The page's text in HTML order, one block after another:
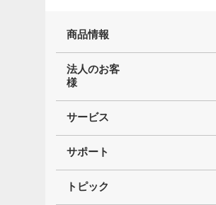
商品情報
法人のお客
様
サービス
サポート
トピック